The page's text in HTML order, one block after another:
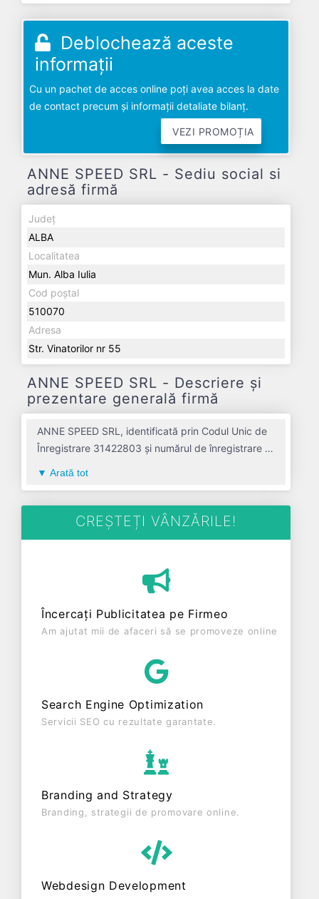
Deblochează aceste
informații
Cu un pachet de acces online poți avea acces la date
de contact precum și informații detaliate bilanț.
VEZI PROMOȚIA
ANNE SPEED SRL - Sediu social si
adresă firmă
Județ
ALBA
Localitatea
Mun. Alba Iulia
Cod poștal
510070
Adresa
Str. Vinatorilor nr 55
ANNE SPEED SRL - Descriere și
prezentare generală firmă
ANNE SPEED SRL, identificată prin Codul Unic de
Înregistrare 31422803 și numărul de înregistrare la
poziționat în zona de Centru a țării, în judetul
ALBA, compania aduce o contribuție semnificativă
în anul 2013, având o vechime de 13 ani. Conform
ultimului bilanț, societatea a înregistrat un profit de
gestionând operațiunile cu un număr mediu de 2
de salariați pe ultimul an fiscal. ANNE SPEED SRL
are status: FUNCTIUNE. Societatea este plătitoare
Arată tot
CREȘTEȚI VÂNZĂRILE!
Încercați Publicitatea pe Firmeo
Am ajutat mii de afaceri să se promoveze online
Search Engine Optimization
Servicii SEO cu rezultate garantate.
Branding and Strategy
Branding, strategii de promovare online.
Webdesign Development